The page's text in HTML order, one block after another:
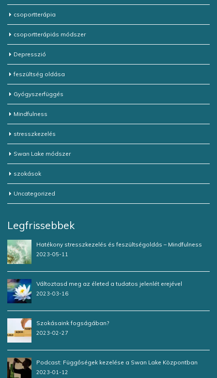
csoportterápia
csoportterápiás módszer
Depresszió
feszültség oldása
Gyógyszerfüggés
Mindfulness
stresszkezelés
Swan Lake módszer
szokások
Uncategorized
Legfrissebbek
Hatékony stresszkezelés és feszültségoldás – Mindfulness
2023-05-11
Változtasd meg az életed a tudatos jelenlét erejével
2023-03-16
Szokásaink fogságában?
2023-02-27
Podcast: Függőségek kezelése a Swan Lake Központban
2023-01-12